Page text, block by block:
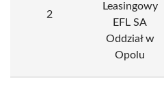
2
Leasingowy
EFL SA
Oddział w
Opolu